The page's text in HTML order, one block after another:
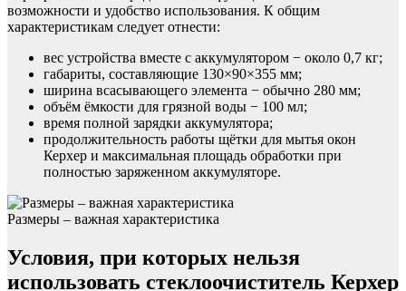
возможности и удобство использования. К общим
характеристикам следует отнести:
вес устройства вместе с аккумулятором − около 0,7 кг;
габариты, составляющие 130×90×355 мм;
ширина всасывающего элемента − обычно 280 мм;
объём ёмкости для грязной воды − 100 мл;
время полной зарядки аккумулятора;
продолжительность работы щётки для мытья окон
Керхер и максимальная площадь обработки при
полностью заряженном аккумуляторе.
Размеры – важная характеристика
Условия, при которых нельзя
использовать стеклоочиститель Керхер